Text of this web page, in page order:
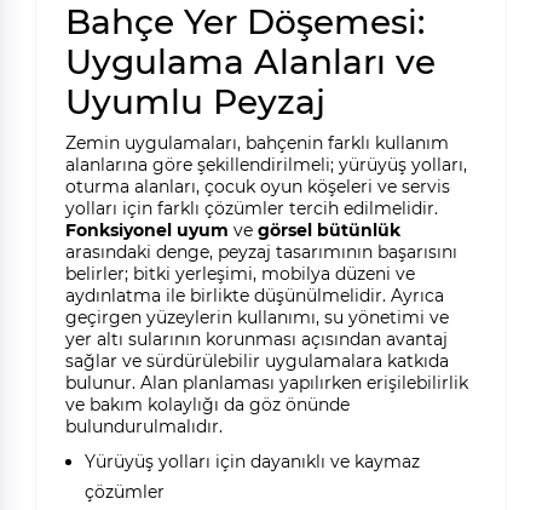
Bahçe Yer Döşemesi:
Uygulama Alanları ve
Uyumlu Peyzaj
Zemin uygulamaları, bahçenin farklı kullanım
alanlarına göre şekillendirilmeli; yürüyüş yolları,
oturma alanları, çocuk oyun köşeleri ve servis
yolları için farklı çözümler tercih edilmelidir.
Fonksiyonel uyum ve görsel bütünlük
arasındaki denge, peyzaj tasarımının başarısını
belirler; bitki yerleşimi, mobilya düzeni ve
aydınlatma ile birlikte düşünülmelidir. Ayrıca
geçirgen yüzeylerin kullanımı, su yönetimi ve
yer altı sularının korunması açısından avantaj
sağlar ve sürdürülebilir uygulamalara katkıda
bulunur. Alan planlaması yapılırken erişilebilirlik
ve bakım kolaylığı da göz önünde
bulundurulmalıdır.
Yürüyüş yolları için dayanıklı ve kaymaz
çözümler